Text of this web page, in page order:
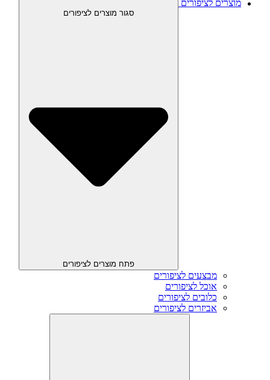
מוצרים לציפורים
סגור מוצרים לציפורים
פתח מוצרים לציפורים
מבצעים לציפורים
אוכל לציפורים
כלובים לציפורים
אביזרים לציפורים